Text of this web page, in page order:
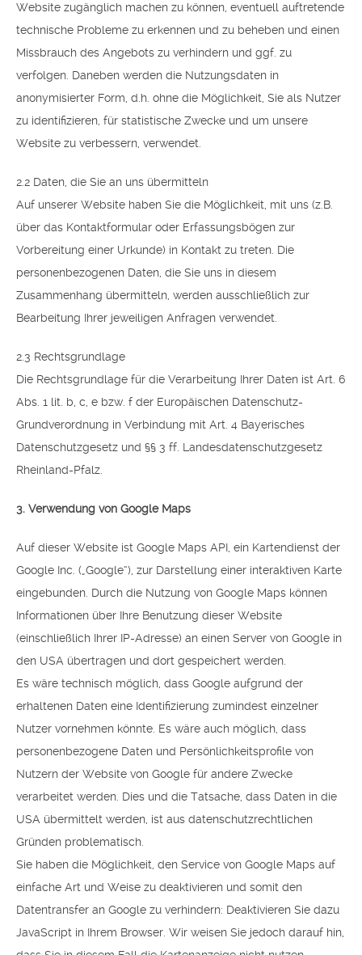
Website zugänglich machen zu können, eventuell auftretende
technische Probleme zu erkennen und zu beheben und einen
Missbrauch des Angebots zu verhindern und ggf. zu
verfolgen. Daneben werden die Nutzungsdaten in
anonymisierter Form, d.h. ohne die Möglichkeit, Sie als Nutzer
zu identifizieren, für statistische Zwecke und um unsere
Website zu verbessern, verwendet.
2.2 Daten, die Sie an uns übermitteln
Auf unserer Website haben Sie die Möglichkeit, mit uns (z.B.
über das Kontaktformular oder Erfassungsbögen zur
Vorbereitung einer Urkunde) in Kontakt zu treten. Die
personenbezogenen Daten, die Sie uns in diesem
Zusammenhang übermitteln, werden ausschließlich zur
Bearbeitung Ihrer jeweiligen Anfragen verwendet.
2.3 Rechtsgrundlage
Die Rechtsgrundlage für die Verarbeitung Ihrer Daten ist Art. 6
Abs. 1 lit. b, c, e bzw. f der Europäischen Datenschutz-
Grundverordnung in Verbindung mit Art. 4 Bayerisches
Datenschutzgesetz und §§ 3 ff. Landesdatenschutzgesetz
Rheinland-Pfalz.
3. Verwendung von Google Maps
Auf dieser Website ist Google Maps API, ein Kartendienst der
Google Inc. („Google“), zur Darstellung einer interaktiven Karte
eingebunden. Durch die Nutzung von Google Maps können
Informationen über Ihre Benutzung dieser Website
(einschließlich Ihrer IP-Adresse) an einen Server von Google in
den USA übertragen und dort gespeichert werden.
Es wäre technisch möglich, dass Google aufgrund der
erhaltenen Daten eine Identifizierung zumindest einzelner
Nutzer vornehmen könnte. Es wäre auch möglich, dass
personenbezogene Daten und Persönlichkeitsprofile von
Nutzern der Website von Google für andere Zwecke
verarbeitet werden. Dies und die Tatsache, dass Daten in die
USA übermittelt werden, ist aus datenschutzrechtlichen
Gründen problematisch.
Sie haben die Möglichkeit, den Service von Google Maps auf
einfache Art und Weise zu deaktivieren und somit den
Datentransfer an Google zu verhindern: Deaktivieren Sie dazu
JavaScript in Ihrem Browser. Wir weisen Sie jedoch darauf hin,